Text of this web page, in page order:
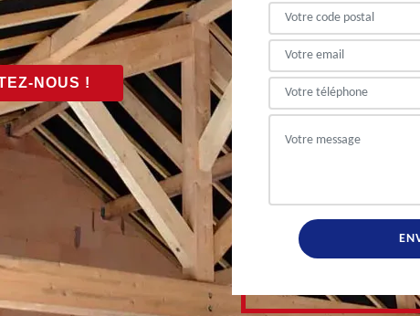
NOUS !